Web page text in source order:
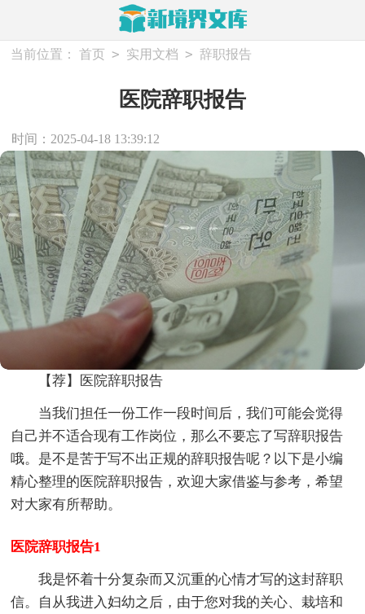
当前位置： 首页 > 实用文档 > 辞职报告
医院辞职报告
时间：2025-04-18 13:39:12
【荐】医院辞职报告
当我们担任一份工作一段时间后，我们可能会觉得
自己并不适合现有工作岗位，那么不要忘了写辞职报告
哦。是不是苦于写不出正规的辞职报告呢？以下是小编
精心整理的医院辞职报告，欢迎大家借鉴与参考，希望
对大家有所帮助。
医院辞职报告1
我是怀着十分复杂而又沉重的心情才写的这封辞职
信。自从我进入妇幼之后，由于您对我的关心、栽培和